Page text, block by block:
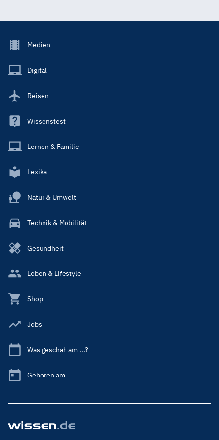
Footer
Main
Medien
Digital
Reisen
Wissenstest
Lernen & Familie
Lexika
Natur & Umwelt
Technik & Mobilität
Gesundheit
Leben & Lifestyle
Shop
Jobs
Was geschah am ...?
Geboren am ...